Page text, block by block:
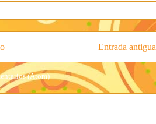
Entrada antigua
(Atom)